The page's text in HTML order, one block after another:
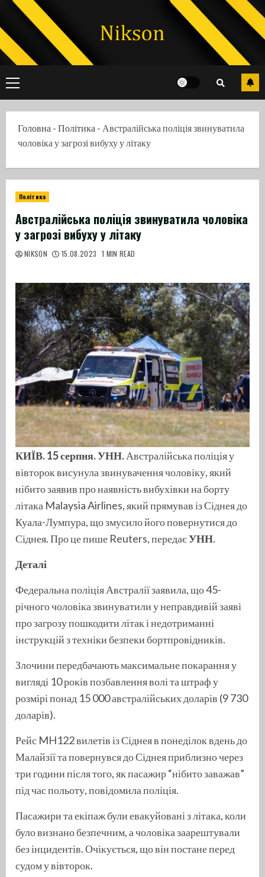
Skip
content
Primary
Menu
Головна - Політика - Австралійська поліція звинуватила
чоловіка у загрозі вибуху у літаку
Політика
Австралійська поліція звинуватила чоловіка
у загрозі вибуху у літаку
NIKSON 15.08.2023 1 MIN READ
КИЇВ. 15 серпня. УНН.Австралійська поліція у
вівторок висунула звинувачення чоловіку, який
нібито заявив про наявність вибухівки на борту
літака Malaysia Airlines, який прямував із Сіднея до
Куала-Лумпура, що змусило його повернутися до
Сіднея. Про це пише Reuters, передаєУНН.
Деталі
Федеральна поліція Австралії заявила, що 45-
річного чоловіка звинуватили у неправдивій заяві
про загрозу пошкодити літак і недотриманні
інструкцій з техніки безпеки бортпровідників.
Злочини передбачають максимальне покарання у
вигляді 10 років позбавлення волі та штраф у
розмірі понад 15 000 австралійських доларів (9 730
доларів).
Рейс MH122 вилетів із Сіднея в понеділок вдень до
Малайзії та повернувся до Сіднея приблизно через
три години після того, як пасажир “нібито заважав”
під час польоту, повідомила поліція.
Пасажири та екіпаж були евакуйовані з літака, коли
було визнано безпечним, а чоловіка заарештували
без інцидентів. Очікується, що він постане перед
судом у вівторок.